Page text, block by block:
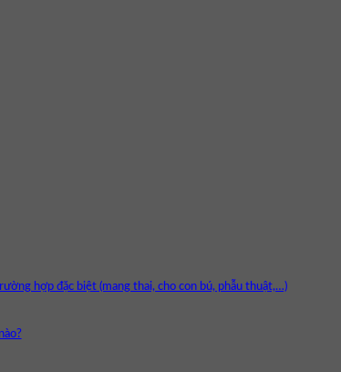
hợp đặc biệt (mang thai, cho con bú, phẫu thuật,…)